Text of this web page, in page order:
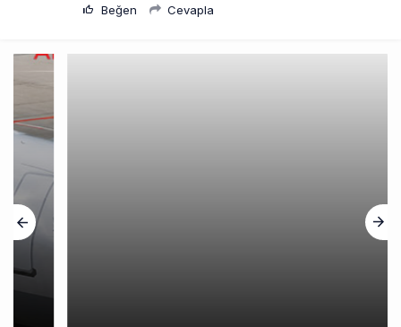
Beğen Cevapla